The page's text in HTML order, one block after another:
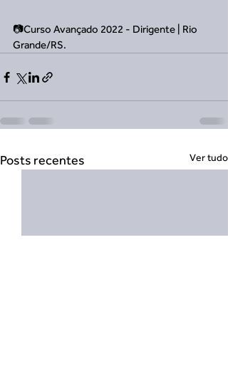
📷Curso Avançado 2022 - Dirigente | Rio
Grande/RS.
Posts recentes Ver tudo